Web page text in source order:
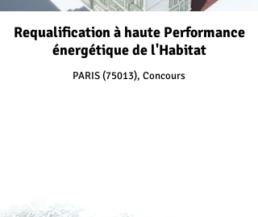
Requalification à haute Performance
énergétique de l'Habitat
PARIS (75013), Concours